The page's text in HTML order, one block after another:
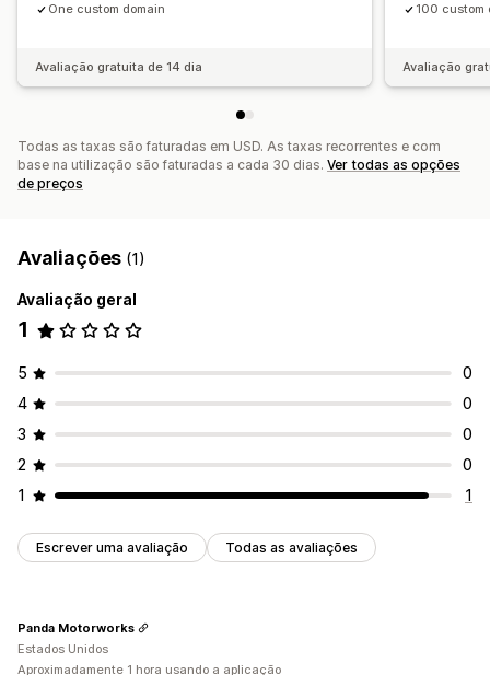
One custom domain
Avaliação gratuita de 14 dia
100 custom
Avaliação
Todas as taxas são faturadas em USD. As taxas recorrentes e com
base na utilização são faturadas a cada 30 dias. Ver todas as opções
de preços
Avaliações (1)
Avaliação geral
1
5
0
4
0
3
0
2
0
1
1
Escrever uma avaliação Todas as avaliações
Panda Motorworks
Estados Unidos
Aproximadamente 1 hora usando a aplicação